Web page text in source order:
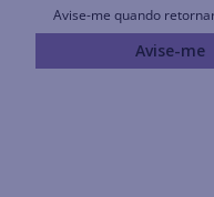
Avise-me quando
Avise-me